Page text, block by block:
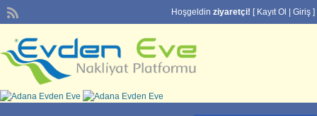
Hoşgeldin ziyaretçi! [ Kayıt Ol Giriş ]